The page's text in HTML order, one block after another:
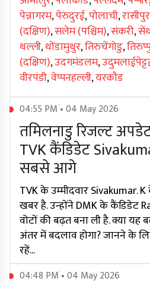
पेन्नागरम,पेरुंदुरई,पोलाची,
(दक्षिण),सलेम (पश्चिम),संकरी,
थल्ली,थोंडामुथुर,तिरुचेंगोडु,
(दक्षिण),उदगमंडलम,
वीरपंडी,वेप्पनहल्ली,यरकौड
04:55 PM • 04 May 2026
तमिलनाडु रिजल्ट
TVK कैंडिडेट
सबसे आगे
TVK के उम्मीदवार Sivakumar.
खबर है. उन्होंने DMK के कैंडिडेट
वोटों की बढ़त बना ली है. क्या यह
अंतर में बदलाव होगा? जानने के
रहें...
04:48 PM • 04 May 2026